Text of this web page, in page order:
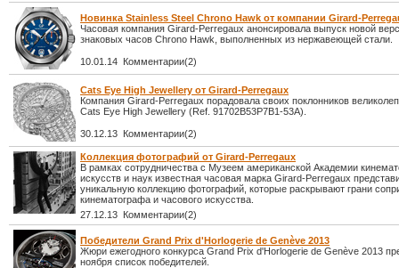
Новинка Stainless Steel Chrono Hawk от компании Girard-
Часовая компания Girard-Perregaux анонсировала выпуск новой
знаковых часов Chrono Hawk, выполненных из нержавеющей стали.
10.01.14 Комментарии(2)
Cats Eye High Jewellery от Girard-Perregaux
Компания Girard-Perregaux порадовала своих поклонников
Cats Eye High Jewellery (Ref. 91702B53P7B1-53A).
30.12.13 Комментарии(2)
Коллекция фотографий от Girard-Perregaux
В рамках сотрудничества с Музеем американской Академии
искусств и наук известная часовая марка Girard-Perregaux
уникальную коллекцию фотографий, которые раскрывают грани
кинематографа и часового искусства.
27.12.13 Комментарии(2)
Победители Grand Prix d'Horlogerie de Genève 2013
Жюри ежегодного конкурса Grand Prix d'Horlogerie de Genève 2013
ноября список победителей.